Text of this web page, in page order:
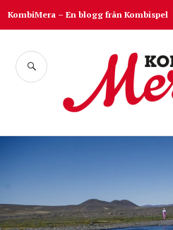
Hoppa
KombiMera – En blogg från Kombispel
SÖK